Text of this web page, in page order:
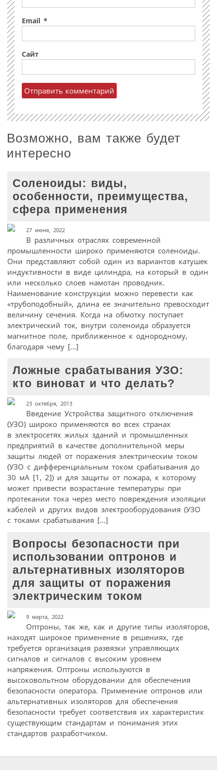
Email *
Сайт
Возможно, вам также будет
интересно
Соленоиды: виды,
особенности, преимущества,
сфера применения
27 июня, 2022
В различных отраслях современной
промышленности широко применяются соленоиды.
Они представляют собой один из вариантов катушек
индуктивности в виде цилиндра, на который в один
или несколько слоев намотан проводник.
Наименование конструкции можно перевести как
«трубоподобный», длина ее значительно превосходит
величину сечения. Когда на обмотку поступает
электрический ток, внутри соленоида образуется
магнитное поле, приближенное к однородному,
благодаря чему […]
Ложные срабатывания УЗО:
кто виноват и что делать?
23 октября, 2013
Введение Устройства защитного отключения
(УЗО) широко применяются во всех странах
в электросетях жилых зданий и промышленных
предприятий в качестве дополнительной меры
защиты людей от поражения электрическим током
(УЗО с дифференциальным током срабатывания до
30 мА [1, 2]) и для защиты от пожара, к которому
может привести возрастание температуры при
протекании тока через место повреждения изоляции
кабелей и других видов электрооборудования (УЗО
с токами срабатывания […]
Вопросы безопасности при
использовании оптронов и
альтернативных изоляторов
для защиты от поражения
электрическим током
9 марта, 2022
Оптроны, так же, как и другие типы изоляторов,
находят широкое применение в решениях, где
требуется организация развязки управляющих
сигналов и сигналов с высоким уровнем
напряжения. Оптроны используются в
высоковольтном оборудовании для обеспечения
безопасности оператора. Применение оптронов или
альтернативных изоляторов для обеспечения
безопасности требует соответствия их характеристик
существующим стандартам и понимания этих
стандартов разработчиком.